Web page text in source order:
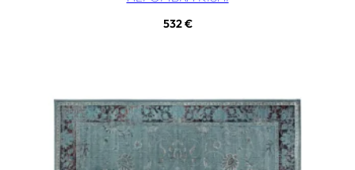
532€